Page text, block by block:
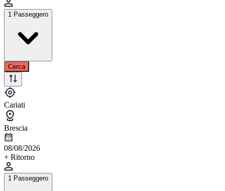
1 Passeggero
Cerca
Cariati
Brescia
08/08/2026
+ Ritorno
1 Passeggero